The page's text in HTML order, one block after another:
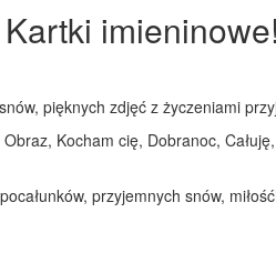
pięknych zdjęć z życzeniami
Kocham cię, Dobranoc,
przyjemnych snów,